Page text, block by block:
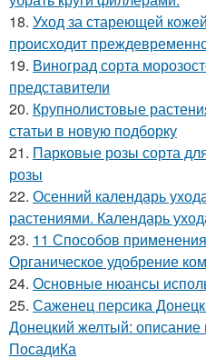
18. Уход за стареющей
происходит
19. Виноград сорта
представители
20. Крупнолистовые
статьи в новую подборку
21. Парковые розы сорта
розы
22. Осенний календарь
растениями. Календарь
23. 11 Способов
Органическое удобрение
24. Основные нюансы
25. Саженец персика
Донецкий желтый: описание
ПосадиКа